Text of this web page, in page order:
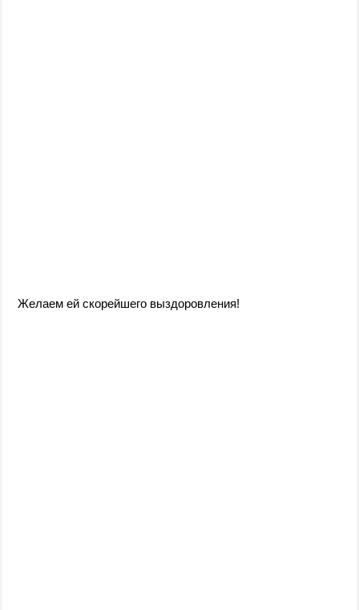
Желаем ей скорейшего выздоровления!